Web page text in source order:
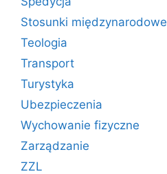
Stosunki międzynarodowe
Teologia
Transport
Turystyka
Ubezpieczenia
Wychowanie fizyczne
Zarządzanie
ZZL